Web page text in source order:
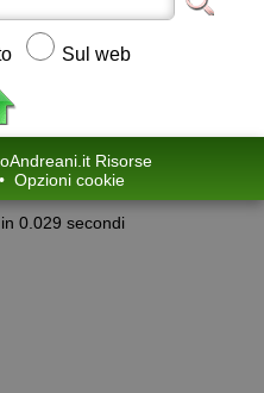
Sul web
Risorse
• Opzioni cookie
0.029 secondi